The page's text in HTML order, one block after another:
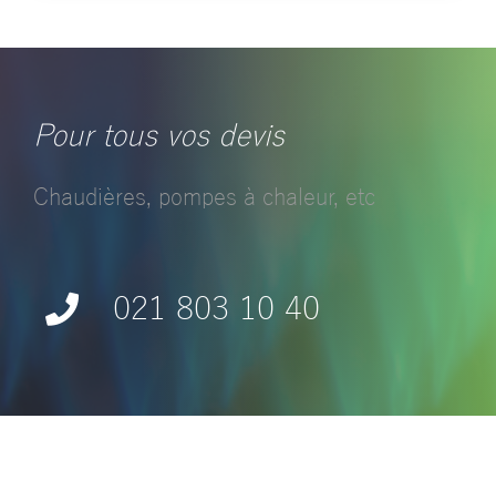
Pour tous vos devis
Chaudières, pompes à chaleur, etc
021 803 10 40